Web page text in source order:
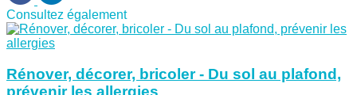
Consultez également
Rénover, décorer, bricoler - Du sol au plafond,
prévenir les allergies